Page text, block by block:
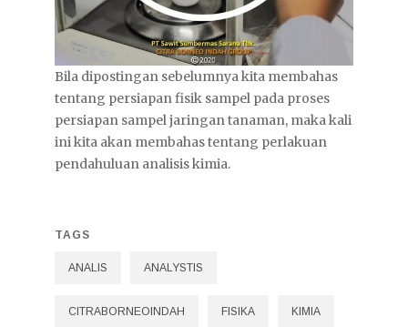
Bila dipostingan sebelumnya kita membahas
tentang persiapan fisik sampel pada proses
persiapan sampel jaringan tanaman, maka kali
ini kita akan membahas tentang perlakuan
pendahuluan analisis kimia.
TAGS
ANALIS ANALYSTIS
CITRABORNEOINDAH FISIKA KIMIA